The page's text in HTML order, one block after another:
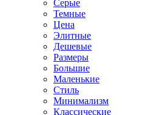
Серые
Темные
Цена
Элитные
Дешевые
Размеры
Большие
Маленькие
Стиль
Минимализм
Классические